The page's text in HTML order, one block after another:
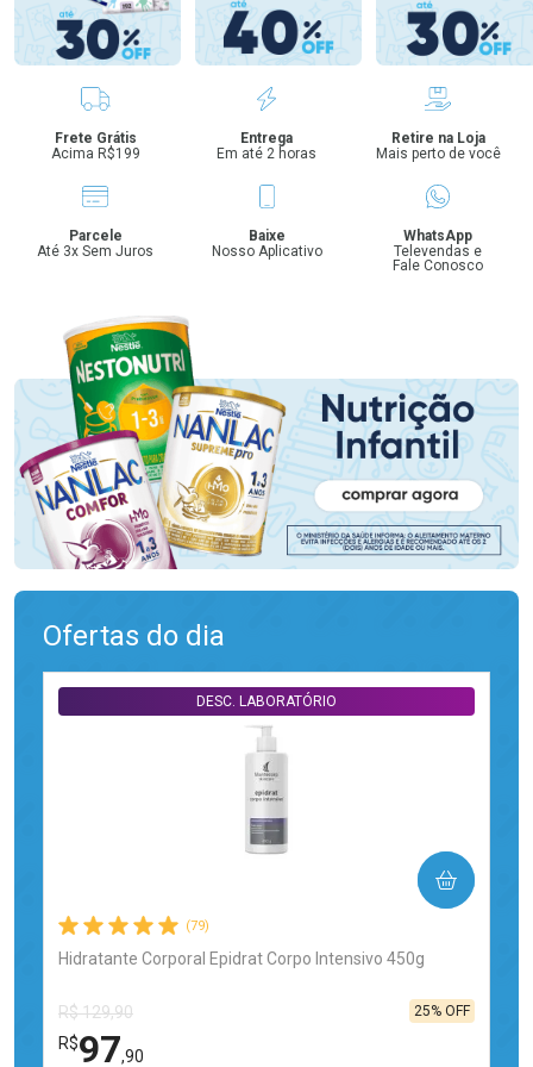
Benefícios
Frete Grátis
Acima R$199
Entrega
Em até 2 horas
Retire na Loja
Mais perto de você
Parcele
Até 3x Sem Juros
Baixe
Nosso Aplicativo
WhatsApp
Televendas e
Fale Conosco
Ofertas do dia
(79)
Hidratante Corporal Epidrat Corpo Intensivo 450g
DESC. LABORATÓRIO
R$ 129,90
R$97,90
25% OFF
COMPRAR